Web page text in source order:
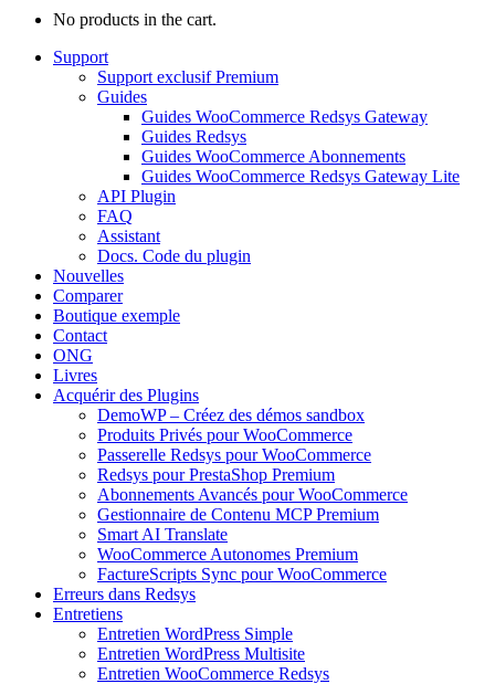
No products in the cart.
Support
Support exclusif Premium
Guides
Guides WooCommerce Redsys Gateway
Guides Redsys
Guides WooCommerce Abonnements
Guides WooCommerce Redsys Gateway Lite
API Plugin
FAQ
Assistant
Docs. Code du plugin
Nouvelles
Comparer
Boutique exemple
Contact
ONG
Livres
Acquérir des Plugins
DemoWP – Créez des démos sandbox
Produits Privés pour WooCommerce
Passerelle Redsys pour WooCommerce
Redsys pour PrestaShop Premium
Abonnements Avancés pour WooCommerce
Gestionnaire de Contenu MCP Premium
Smart AI Translate
WooCommerce Autonomes Premium
FactureScripts Sync pour WooCommerce
Erreurs dans Redsys
Entretiens
Entretien WordPress Simple
Entretien WordPress Multisite
Entretien WooCommerce Redsys